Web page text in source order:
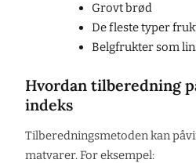
Grovt brød
De fleste typer
Belgfrukter som
Hvordan tilberedning
indeks
Tilberedningsmetoden kan
matvarer. For eksempel: